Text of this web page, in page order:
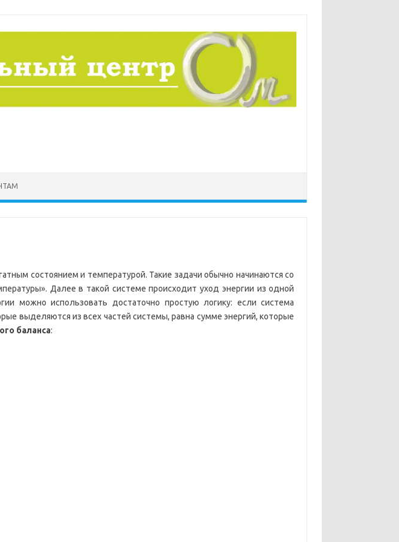
состоянием и температурой. Такие задачи обычно начинаются со
Далее в такой системе происходит уход энергии из одной
можно использовать достаточно простую логику: если система
выделяются из всех частей системы, равна сумме энергий, которые
баланса: